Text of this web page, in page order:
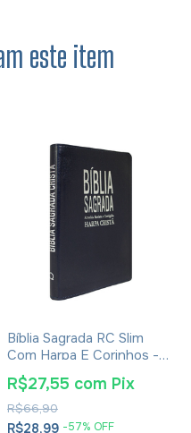
este item
Bíblia Sagrada RC Slim
Com Harpa E Corinhos -
Capa Luxo Azul
R$28,99 -57% OFF
R$66,90
R$27,55 com Pix